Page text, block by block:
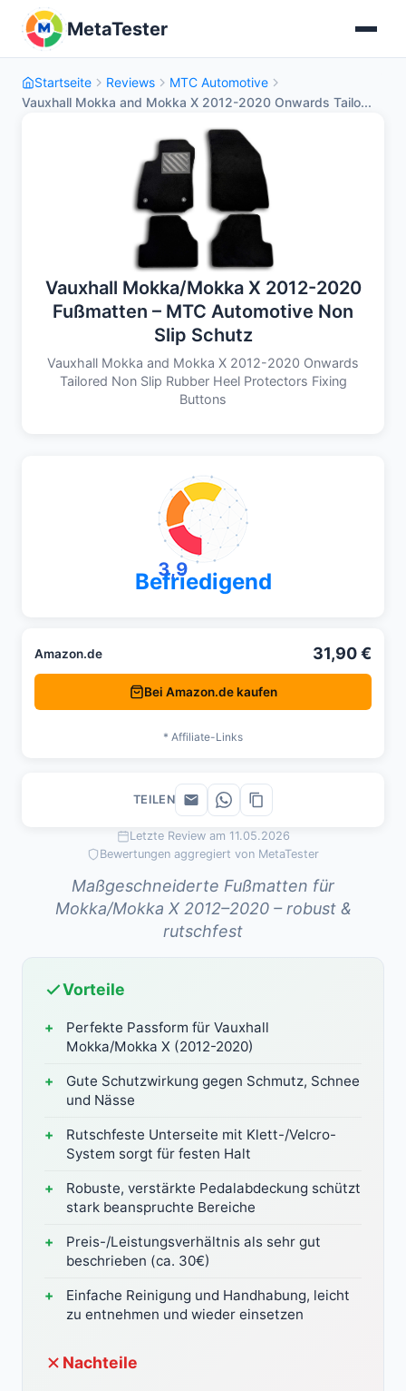
MetaTester
Startseite Reviews
MTC Automotive
Vauxhall Mokka and Mokka X 2012-2020 Onwards Tailo...
Vauxhall Mokka/Mokka X 2012-2020
Fußmatten – MTC Automotive Non
Slip Schutz
Vauxhall Mokka and Mokka X 2012-2020 Onwards
Tailored Non Slip Rubber Heel Protectors Fixing
Buttons
Letzte Review am 11.05.2026
Bewertungen aggregiert von MetaTester
Maßgeschneiderte Fußmatten für
Mokka/Mokka X 2012–2020 – robust &
rutschfest
Vorteile
Perfekte Passform für Vauxhall
Mokka/Mokka X (2012-2020)
Gute Schutzwirkung gegen Schmutz, Schnee
und Nässe
Rutschfeste Unterseite mit Klett-/Velcro-
System sorgt für festen Halt
Robuste, verstärkte Pedalabdeckung schützt
stark beanspruchte Bereiche
Preis-/Leistungsverhältnis als sehr gut
beschrieben (ca. 30€)
Einfache Reinigung und Handhabung, leicht
zu entnehmen und wieder einsetzen
Nachteile
3,9
Befriedigend
Amazon.de 31,90 €
Bei Amazon.de kaufen
* Affiliate-Links
TEILEN